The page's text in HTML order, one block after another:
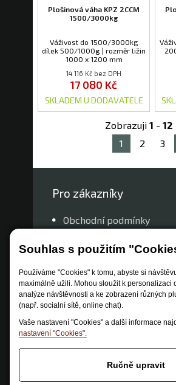
Souhlas s použitím
Používáme "Cookies" k tomu, abyste si
maximálně užili. Mohou sloužit k personalizaci
analýze návštěvnosti a ke zobrazení různých
(např. socialní sítě, online chat).
Vaše nastavení "Cookies" a další informace
nastavení "Cookies".
Ručně upravit
Plošinová váha KPZ 2CCM
1500/3000kg
Váživost do 1500/3000kg
dílek 500/1000g | rozměr ližin
1000 x 1200 mm
14 116 Kč bez DPH
17 080 Kč
SKLADEM U DODAVATELE
Zobrazuji 1 - 12
1
2 3
Pro zákazníky
Obchodní podmínky
Zastoupení značek
Reklamační řád
Nastavení soukromí